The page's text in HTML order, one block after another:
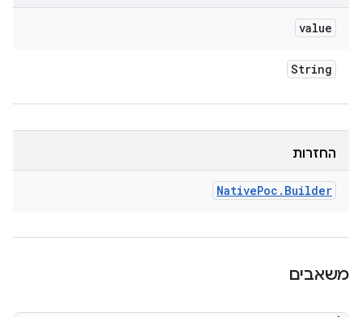
value
String
החזרות
NativePoc . Builder
משאבים